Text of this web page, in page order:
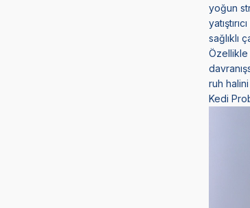
yoğun
sağlıklı
Özellikle
ruh
Kedi